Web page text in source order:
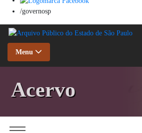
/governosp
Menu
Acervo